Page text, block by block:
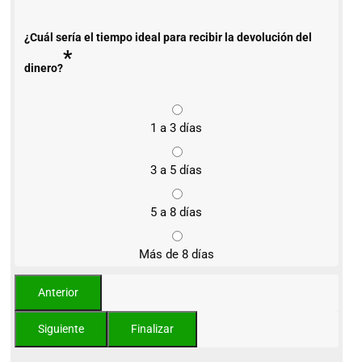
¿Cuál sería el tiempo ideal para recibir la devolución del
dinero?*
1 a 3 días
3 a 5 días
5 a 8 días
Más de 8 días